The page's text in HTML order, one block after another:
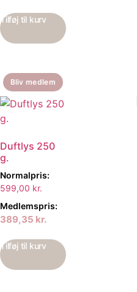
Tilføj til kurv
Bliv medlem
Duftlys 250
g.
Normalpris:
599,00 kr.
Medlemspris:
389,35 kr.
Tilføj til kurv